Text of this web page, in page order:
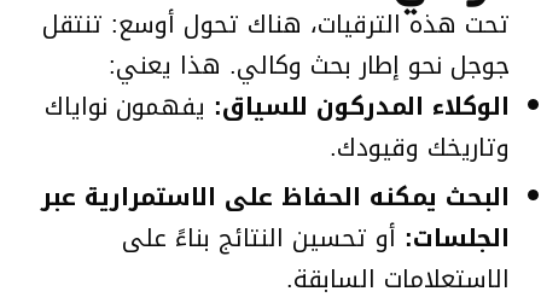
تحت هذه الترقيات، هناك تحول أوسع: تنتقل
جوجل نحو إطار بحث وكالي. هذا يعني:
الوكلاء المدركون للسياق: يفهمون نواياك
وتاريخك وقيودك.
البحث يمكنه الحفاظ على الاستمرارية عبر
الجلسات: أو تحسين النتائج بناءً على
الاستعلامات السابقة.